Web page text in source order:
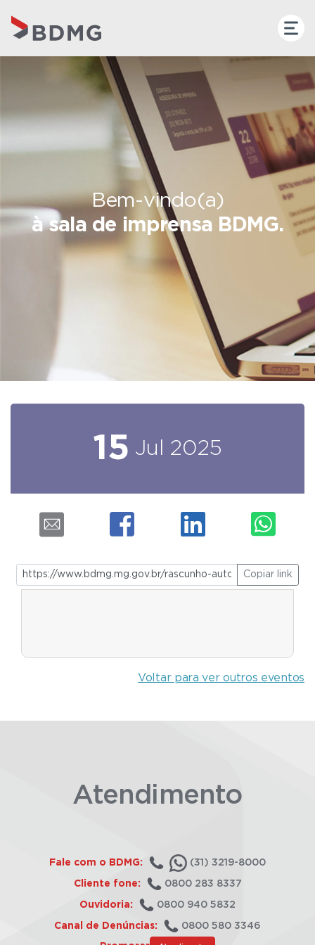
Bem-vindo(a)
à sala de imprensa BDMG.
15 Jul 2025
Copiar link
Voltar para ver outros eventos
Atendimento
Fale com o BDMG: (31) 3219-8000
Cliente fone: 0800 283 8337
Ouvidoria: 0800 940 5832
Canal de Denúncias: 0800 580 3346